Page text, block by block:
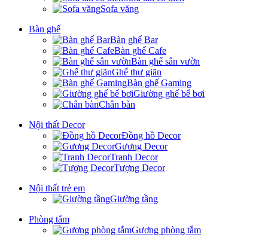
Sofa văng
Bàn ghế
Bàn ghế Bar
Bàn ghế Cafe
Bàn ghế sân vườn
Ghế thư giãn
Bàn ghế Gaming
Giường ghế bể bơi
Chân bàn
Nội thất Decor
Đồng hồ Decor
Gương Decor
Tranh Decor
Tượng Decor
Nội thất trẻ em
Giường tầng
Phòng tắm
Gương phòng tắm